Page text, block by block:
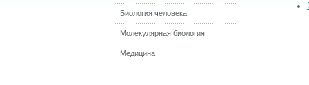
Биология человека
Молекулярная биология
Медицина